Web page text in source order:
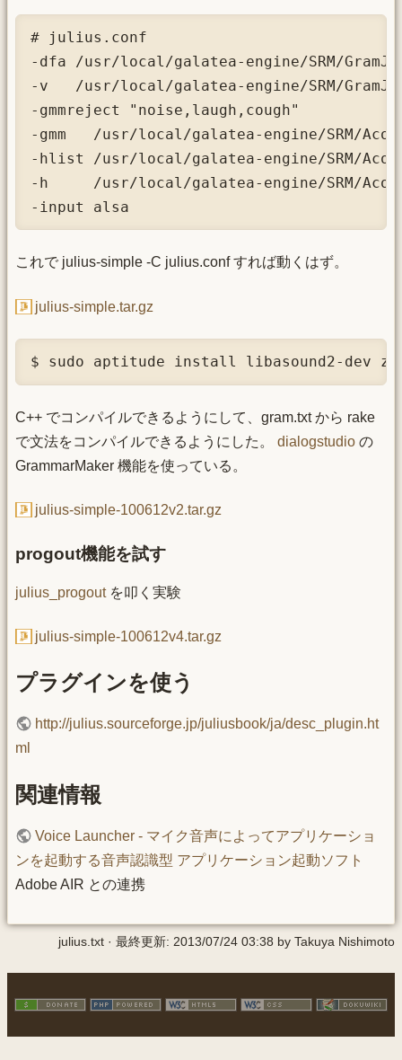
# julius.conf
-dfa /usr/local/galatea-engine/SRM/
-v   /usr/local/galatea-engine/SRM/
-gmmreject "noise,laugh,cough"
-gmm   /usr/local/galatea-engine/SRM/
-hlist /usr/local/galatea-engine/SRM/
-h     /usr/local/galatea-engine/SRM/
-input alsa
これで julius-simple -C julius.conf すれば動くはず。
julius-simple.tar.gz
$ sudo aptitude install libasound2-dev
C++ でコンパイルできるようにして、gram.txt から rake
で文法をコンパイルできるようにした。 dialogstudio の
GrammarMaker 機能を使っている。
julius-simple-100612v2.tar.gz
progout機能を試す
julius_progoutを叩く実験
julius-simple-100612v4.tar.gz
プラグインを使う
http://julius.sourceforge.jp/juliusbook/ja/desc_plugin.ht
ml
関連情報
Voice Launcher - マイク音声によってアプリケーショ
ンを起動する音声認識型 アプリケーション起動ソフト
Adobe AIR との連携
julius.txt · 最終更新: 2013/07/24 03:38 by Takuya Nishimoto